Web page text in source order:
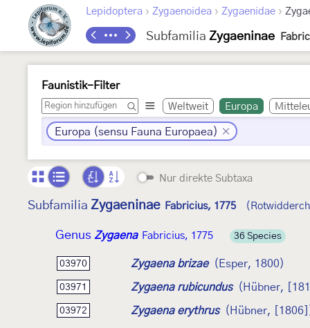
Lepidoptera › Zygaenoidea › Zygaenidae ›
Subfamilia Zygaeninae
Faunistik-Filter
Weltweit Europa
Europa (sensu Fauna Europaea)
Nur direkte Subtaxa
Subfamilia Zygaeninae Fabricius, 1775
Genus Zygaena Fabricius, 1775 36 Species
03970 Zygaena brizae (Esper, 1800)
03971 Zygaena rubicundus (Hübner,
03972 Zygaena erythrus (Hübner,